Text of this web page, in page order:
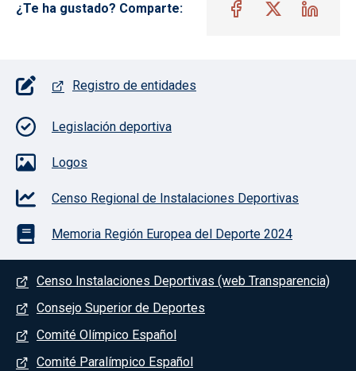
¿Te ha gustado? Comparte:
Pie de página con iconos
Registro de entidades
Legislación deportiva
Logos
Censo Regional de Instalaciones Deportivas
Memoria Región Europea del Deporte 2024
Menú del pie
Censo Instalaciones Deportivas (web Transparencia)
Consejo Superior de Deportes
Comité Olímpico Español
Comité Paralímpico Español